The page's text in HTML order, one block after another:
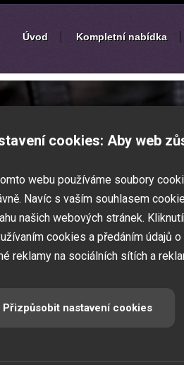
Úvod Kompletní nabídka
zábavných akcí
nebo ples? Připravujete svatbu,
představení pro děti? Pak jste
Zajistíme Vám jednotlivé umělce na
zábavných a firemních akcí.
cookies: Aby web
webu používáme soubory
Navíc s vaším souhlasem
našich webových stránek.
cookies a předáním údajů
reklamy na sociálních sítích a
Přizpůsobit nastavení cookies